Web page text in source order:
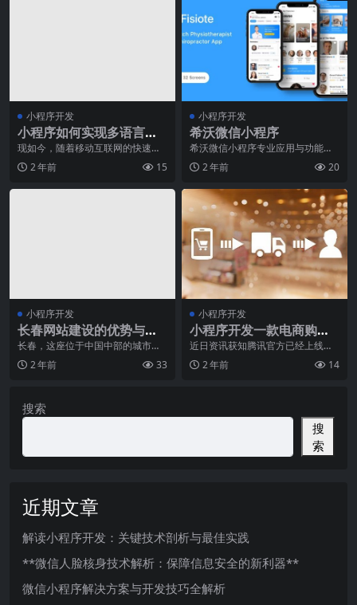
小程序开发
小程序如何实现多语言支
持？
现如今，随着移动互联网的快速发
展，小程序已成为了人们生活中不
可或缺的一部分。随着
2 年前 15
小程序开发
希沃微信小程序
希沃微信小程序专业应用与功能解
析随着智能手机的普及和微信的大
热，微信小程序在近年
2 年前 20
小程序开发
长春网站建设的优势与挑
战
长春，这座位于中国中部的城市，
近年来在科技、经济和教育等领域
取得了令人瞩目的成就
2 年前 33
小程序开发
小程序开发一款电商购物
微信小程序有意义
近日资讯获知腾讯官方已经上线小
鹅拼拼App，综合型的社区电商平
台，让我想到去年的
2 年前 14
搜索
搜
索
近期文章
解读小程序开发：关键技术剖析与最佳实践
**微信人脸核身技术解析：保障信息安全的新利器**
微信小程序解决方案与开发技巧全解析